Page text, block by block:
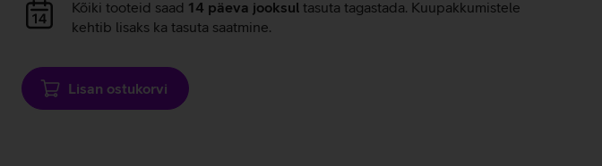
Andmete
laadimine
Kõiki tooteid saad 14 päeva jooksul tasuta tagastada. Kuupakkumistele
kehtib lisaks ka tasuta saatmine.
Lisan ostukorvi